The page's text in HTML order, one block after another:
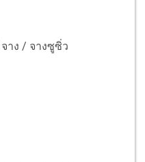
าง / จางซูซิ่ว